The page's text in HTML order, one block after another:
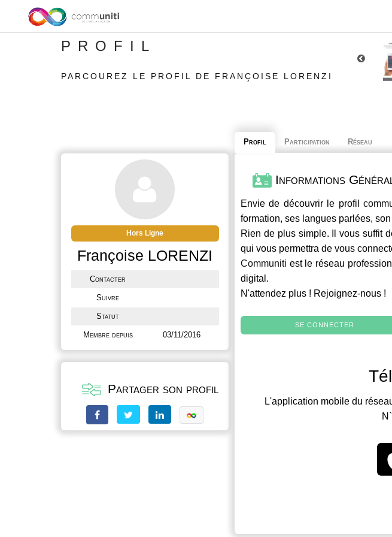
PROFIL
PARCOUREZ LE PROFIL DE FRANÇOISE LORENZI
Hors Ligne
Françoise LORENZI
Contacter
Suivre
Statut
Membre depuis 03/11/2016
Partager son profil
Profil Participation Réseau
Informations
Envie de découvrir le profil
formation, ses langues parlées,
Rien de plus simple. Il vous suffit
qui vous permettra de vous
Communiti est le réseau
digital.
N'attendez plus ! Rejoignez-nous !
SE CONNECTER
L'application mobile du